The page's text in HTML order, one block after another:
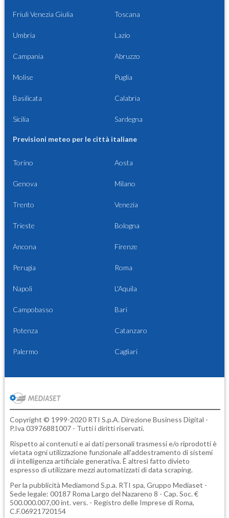
Friuli Venezia Giulia Toscana
Umbria Lazio
Campania Abruzzo
Molise Puglia
Basilicata Calabria
Sicilia Sardegna
Previsioni meteo per le città italiane
Torino Aosta
Genova Milano
Trento Venezia
Trieste Bologna
Ancona Firenze
Perugia Roma
Napoli L'Aquila
Campobasso Bari
Potenza Catanzaro
Palermo Cagliari
Copyright © 1999-2020 RTI S.p.A. Direzione Business Digital -
P.Iva 03976881007 - Tutti i diritti riservati.
Rispetto ai contenuti e ai dati personali trasmessi e/o riprodotti è
vietata ogni utilizzazione funzionale all'addestramento di sistemi
di intelligenza artificiale generativa. È altresì fatto divieto
espresso di utilizzare mezzi automatizzati di data scraping.
Per la pubblicità Mediamond S.p.a. RTI spa, Gruppo Mediaset -
Sede legale: 00187 Roma Largo del Nazareno 8 - Cap. Soc. €
500.000.007,00 int. vers. - Registro delle Imprese di Roma,
C.F.06921720154